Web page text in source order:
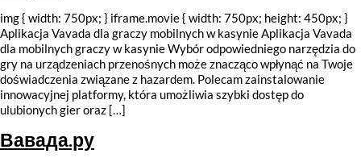
img { width: 750px; } iframe.movie { width: 750px; height: 450px; }
Aplikacja Vavada dla graczy mobilnych w kasynie Aplikacja Vavada
dla mobilnych graczy w kasynie Wybór odpowiedniego narzędzia do
gry na urządzeniach przenośnych może znacząco wpłynąć na Twoje
doświadczenia związane z hazardem. Polecam zainstalowanie
innowacyjnej platformy, która umożliwia szybki dostęp do
ulubionych gier oraz […]
Вавада.ру